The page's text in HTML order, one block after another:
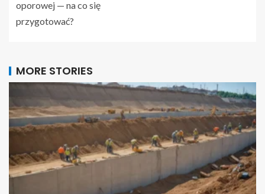
oporowej — na co się
przygotować?
MORE STORIES